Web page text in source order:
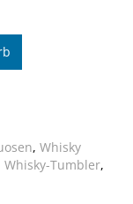
, Whisky
Whisky-Tumbler,